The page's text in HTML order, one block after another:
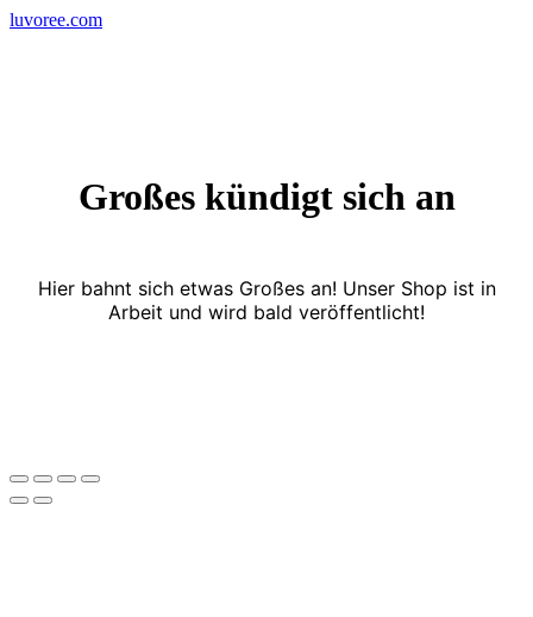
Skip
luvoree.com
Großes kündigt sich an
Hier bahnt sich etwas Großes an! Unser Shop ist in
Arbeit und wird bald veröffentlicht!